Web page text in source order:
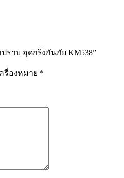
ราบ อุดกริ่งกันภัย KM538”
รื่องหมาย *